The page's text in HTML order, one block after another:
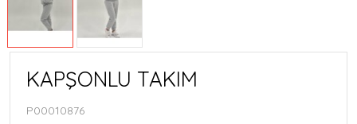
KAPŞONLU TAKIM
P00010876